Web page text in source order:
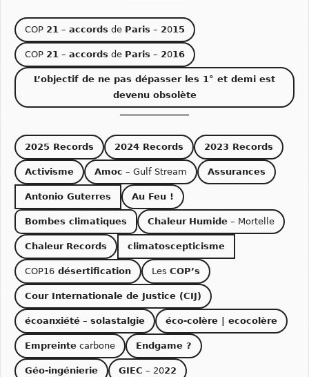
COP 21 – accords de Paris – 2015
COP 21 – accords de Paris – 2016
L’objectif de ne pas dépasser les 1° et demi est
devenu obsolète
2025 Records 2024 Records 2023 Records
Activisme Amoc – Gulf Stream Assurances
Antonio Guterres Au Feu !
Bombes climatiques Chaleur Humide – Mortelle
Chaleur Records climatoscepticisme
COP16 désertification Les COP’s
Cour Internationale de Justice (CIJ)
écoanxiété – solastalgie éco-colère | ecocolère
Empreinte carbone Endgame ?
Géo-ingénierie GIEC – 2022